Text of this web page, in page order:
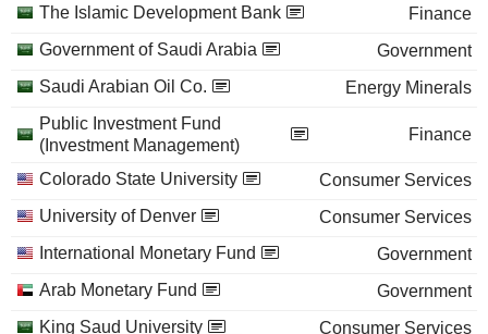
The Islamic Development Bank
Finance
Government of Saudi Arabia
Government
Saudi Arabian Oil Co.
Energy Minerals
Public Investment Fund
(Investment Management)
Finance
Colorado State University
Consumer Services
University of Denver
Consumer Services
International Monetary Fund
Government
Arab Monetary Fund
Government
King Saud University
Consumer Services